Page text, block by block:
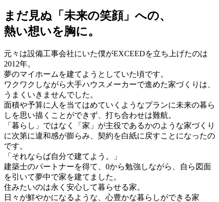
まだ見ぬ「未来の笑顔」への、
熱い想いを胸に。
元々は設備工事会社にいた僕がEXCEEDを立ち上げたのは
2012年。
夢のマイホームを建てようとしていた頃です。
ワクワクしながら大手ハウスメーカーで進めた家づくりは、
うまくいきませんでした。
面積や予算に人を当てはめていくようなプランに未来の暮ら
しを思い描くことができず、打ち合わせは難航。
「暮らし」ではなく「家」が主役であるかのような家づくり
に次第に違和感が膨らみ、契約を白紙に戻すことになったの
です。
「それならば自分で建てよう。」
建築士のパートナーを得て、0から勉強しながら、自ら図面
を引いて夢中で家を建てました。
住みたいのは永く安心して暮らせる家。
日々が鮮やかになるような、心豊かな暮らしができる家